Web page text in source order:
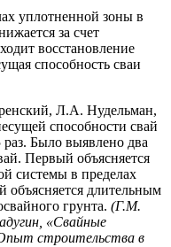
уплотненной зоны в
за счет
восстановление
способность сваи
Л.А. Нудельман,
способности свай
раз. Было выявлено два
Первый объясняется
системы в пределах
объясняется длительным
грунта. (Г.М.
«Свайные
строительства в